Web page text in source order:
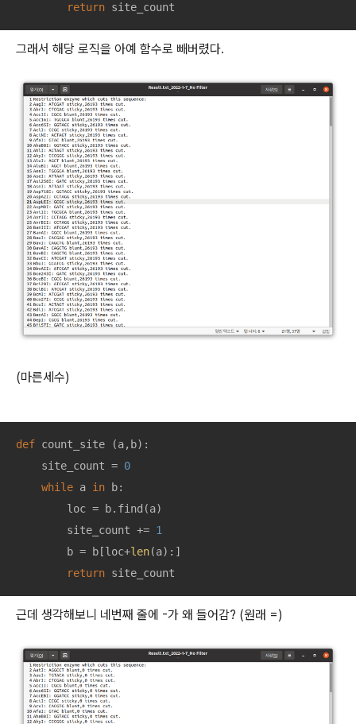
return site_count
그래서 해당 로직을 아예 함수로 빼버렸다.
(마른세수)
def count_site (a,b):
    site_count =
0
while a in b:
        loc = b.find(a)
        site_count +=
1
        b = b[loc+
len(a):]
return site_count
근데 생각해보니 네번째 줄에 -가 왜 들어감? (원래 =)